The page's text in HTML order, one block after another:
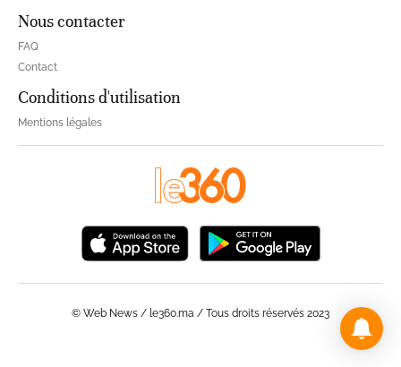
Nous contacter
FAQ
Contact
Conditions d'utilisation
Mentions légales
© Web News / le360.ma / Tous droits réservés 2023